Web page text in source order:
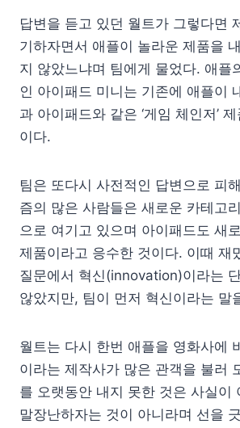
답변을 듣고 있던 월트가 그렇다면
기하자면서 애플이 놀라운 제품을
지 않았느냐며 팀에게 물었다. 애플
인 아이패드 미니는 기존에 애플이
과 아이패드와 같은 ‘게임 체인저’
이다.
팀은 또다시 사전적인 답변으로 피
즘의 많은 사람들은 새로운 카테고
으로 여기고 있으며 아이패드도 새
제품이라고 응수한 것이다. 이때 재
질문에서 혁신(innovation)이라는
않았지만, 팀이 먼저 혁신이라는 말
월트는 다시 한번 애플을 영화사에
이라는 제작사가 많은 관객을 불러
를 오랫동안 내지 못한 것은 사실이
말장난하자는 것이 아니라며 선을